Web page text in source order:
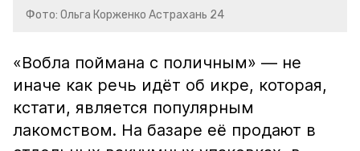
Фото: Ольга Корженко Астрахань 24
«Вобла поймана с поличным» — не
иначе как речь идёт об икре, которая,
кстати, является популярным
лакомством. На базаре её продают в